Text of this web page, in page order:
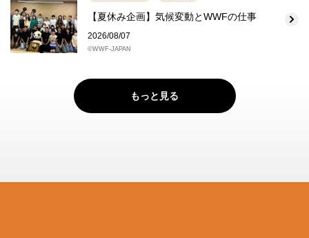
【夏休み企画】気候変動とWWFの仕事
2026/08/07
©WWF-JAPAN
もっと見る